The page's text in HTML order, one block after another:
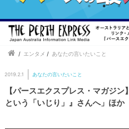
/ エンタメ / あなたの言いたいこと
2019.2.1 あなたの言いたいこと
【パースエクスプレス・マガジン
という「いじり」』さんへ」ほか